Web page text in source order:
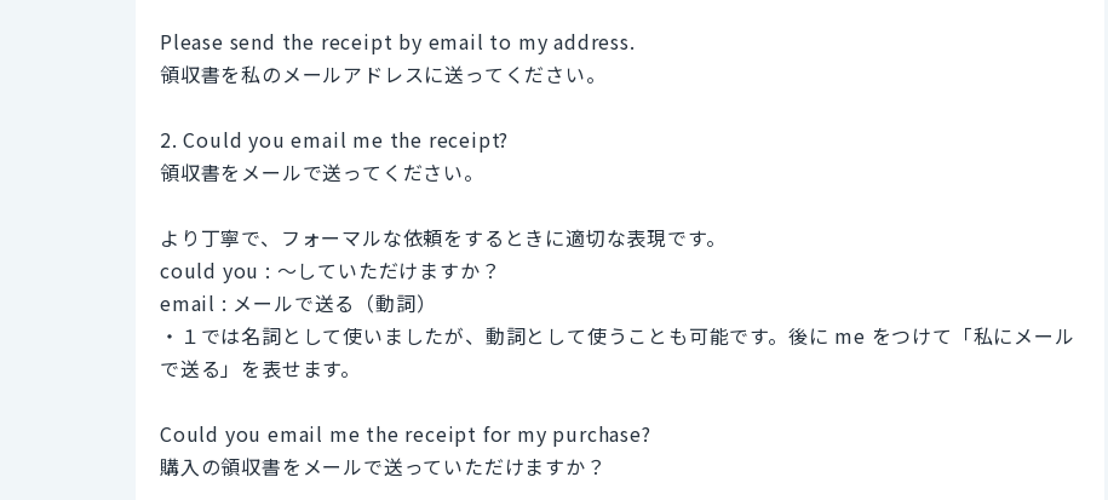
Please send the receipt by email to my address.
領収書を私のメールアドレスに送ってください。
2. Could you email me the receipt?
領収書をメールで送ってください。
より丁寧で、フォーマルな依頼をするときに適切な表現です。
could you : 〜していただけますか？
email : メールで送る（動詞）
・１では名詞として使いましたが、動詞として使うことも可能です。後に me をつけて「私にメール
で送る」を表せます。
Could you email me the receipt for my purchase?
購入の領収書をメールで送っていただけますか？